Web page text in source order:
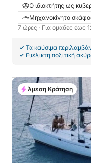
της Αίτνας
Ο ιδιοκτήτης ως
Μηχανοκίνητο
7 ώρες · Για ομάδες έως
Τα καύσιμα
Ευέλικτη πολιτική
Άμεση Κράτηση